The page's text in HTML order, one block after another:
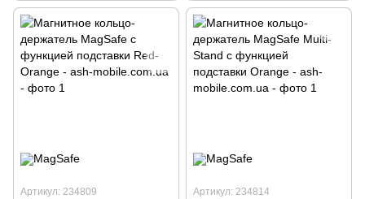
Артикул: 234809 Артикул: 234814